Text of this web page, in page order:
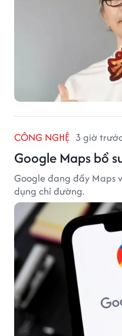
CÔNG NGHỆ 3 giờ
Google Maps bổ
Google đang đẩy Maps
dụng chỉ đường.